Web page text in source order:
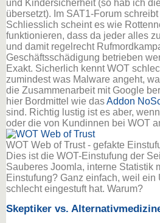
und Kindersicherheit (so hab ich
übersetzt). Im SAT1-Forum
Schliesslich scheint es wie
funktionieren, dass da jeder alles
und damit regelrecht
Geschäftsschädigung betrieben
Exakt. Sicherlich kennt WOT
zumindest was Malware angeht,
die Zusammenarbeit mit Google
hier Bordmittel wie dasAddon
sind. Richtig lustig ist es aber,
oder die von Kundinnen bei WOT
WOT Web of Trust - gefakte
Dies ist die WOT-Einstufung der
Sauberes Joomla, interne Statistik
Einstufung? Ganz einfach, weil ein
schlecht eingestuft hat. Warum?
Skeptiker vs.